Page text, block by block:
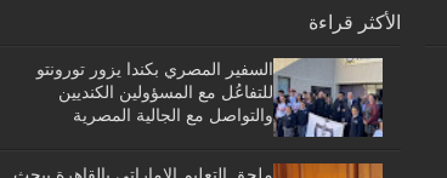
الأكثر قراءة
السفير المصري بكندا يزور تورونتو
للتفاعُل مع المسؤولين الكنديين
والتواصل مع الجالية المصرية